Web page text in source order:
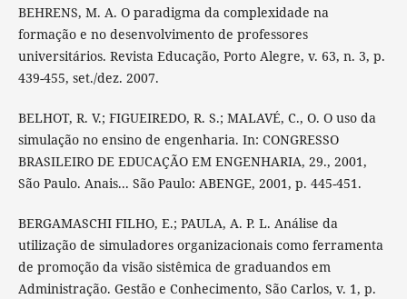
BEHRENS, M. A. O paradigma da complexidade na
formação e no desenvolvimento de professores
universitários. Revista Educação, Porto Alegre, v. 63, n. 3, p.
439-455, set./dez. 2007.
BELHOT, R. V.; FIGUEIREDO, R. S.; MALAVÉ, C., O. O uso da
simulação no ensino de engenharia. In: CONGRESSO
BRASILEIRO DE EDUCAÇÃO EM ENGENHARIA, 29., 2001,
São Paulo. Anais... São Paulo: ABENGE, 2001, p. 445-451.
BERGAMASCHI FILHO, E.; PAULA, A. P. L. Análise da
utilização de simuladores organizacionais como ferramenta
de promoção da visão sistêmica de graduandos em
Administração. Gestão e Conhecimento, São Carlos, v. 1, p.